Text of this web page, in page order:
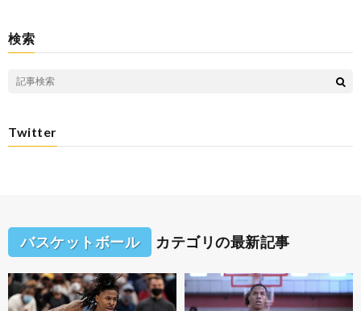
検索
Twitter
バスケットボール カテゴリの最新記事